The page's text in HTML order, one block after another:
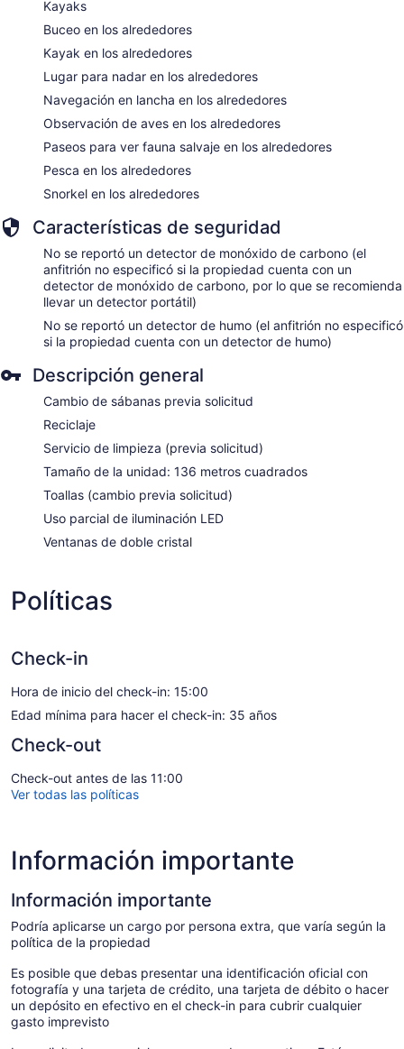
Kayaks
Buceo en los alrededores
Kayak en los alrededores
Lugar para nadar en los alrededores
Navegación en lancha en los alrededores
Observación de aves en los alrededores
Paseos para ver fauna salvaje en los alrededores
Pesca en los alrededores
Snorkel en los alrededores
Características de seguridad
No se reportó un detector de monóxido de carbono (el
anfitrión no especificó si la propiedad cuenta con un
detector de monóxido de carbono, por lo que se recomienda
llevar un detector portátil)
No se reportó un detector de humo (el anfitrión no especificó
si la propiedad cuenta con un detector de humo)
Descripción general
Cambio de sábanas previa solicitud
Reciclaje
Servicio de limpieza (previa solicitud)
Tamaño de la unidad: 136 metros cuadrados
Toallas (cambio previa solicitud)
Uso parcial de iluminación LED
Ventanas de doble cristal
Políticas
Check-in
Hora de inicio del check-in: 15:00
Edad mínima para hacer el check-in: 35 años
Check-out
Check-out antes de las 11:00
Ver todas las políticas
Información importante
Información importante
Podría aplicarse un cargo por persona extra, que varía según la
política de la propiedad
Es posible que debas presentar una identificación oficial con
fotografía y una tarjeta de crédito, una tarjeta de débito o hacer
un depósito en efectivo en el check-in para cubrir cualquier
gasto imprevisto